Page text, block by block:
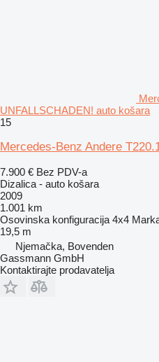
UNFALLSCHADEN! auto košara
15
Mercedes-Benz Andere
7.900 € Bez PDV-a
Dizalica - auto košara
2009
1.001 km
Osovinska konfiguracija 4x4
19,5 m
Njemačka, Bovenden
Gassmann GmbH
Kontaktirajte prodavatelja